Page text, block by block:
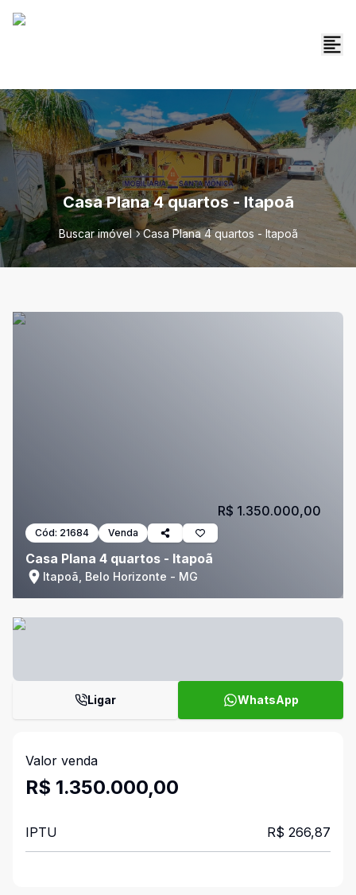
Casa Plana 4 quartos - Itapoã
Buscar imóvel Casa Plana 4 quartos - Itapoã
Cód: 21684 Venda
Casa Plana 4 quartos - Itapoã
Itapoã, Belo Horizonte - MG
R$ 1.350.000,00
Ligar WhatsApp
Valor venda
R$ 1.350.000,00
IPTU R$ 266,87